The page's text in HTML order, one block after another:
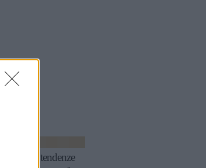
Borse: 5 tendenze